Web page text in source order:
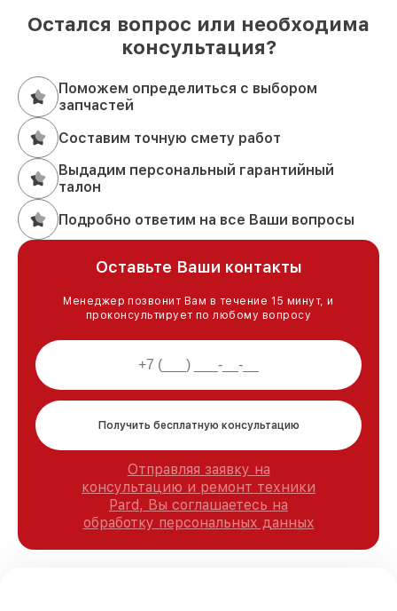
Остался вопрос или необходима
консультация?
Поможем определиться с выбором
запчастей
Составим точную смету работ
Выдадим персональный гарантийный
талон
Подробно ответим на все Ваши вопросы
Оставьте Ваши контакты
Менеджер позвонит Вам в течение 15 минут, и
проконсультирует по любому вопросу
Получить бесплатную консультацию
Отправляя заявку на
консультацию и ремонт техники
Pard, Вы соглашаетесь на
обработку персональных данных